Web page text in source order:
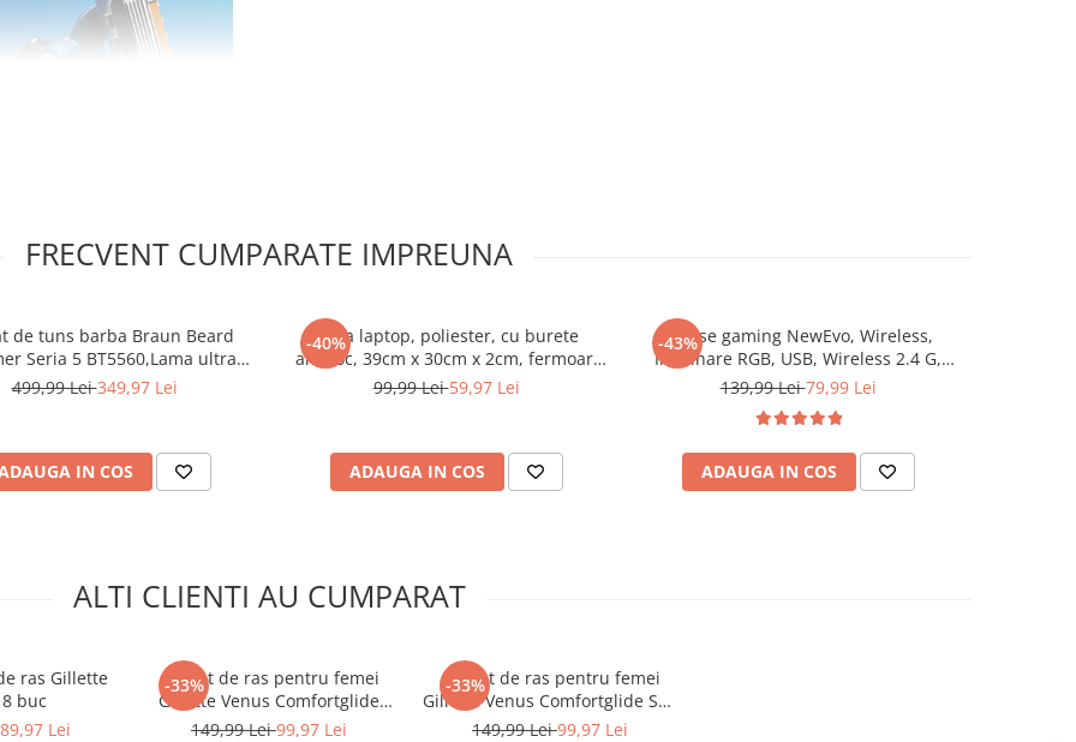
barbati ofera precizia de
FRECVENT CUMPARATE IMPREUNA
de tuns barba Braun Beard
Seria 5 BT5560,Lama ultra
Accesorii: 5 Piepteni,1 Mini cap
de lun
499,99 Lei349,97 Lei
IN COS
-40%
Husa laptop, poliester, cu burete
antisoc, 39cm x 30cm x 2cm, fermoar,
14"-15.6", Negru
99,99 Lei59,97 Lei
ADAUGA IN COS
-43%
Mouse gaming NewEvo, Wireless,
Iluminare RGB, USB, Wireless 2.4 G,
FastCharge, Design ergonomic, 2
139,99 Lei79,99 Lei
ADAUGA IN COS
ALTI CLIENTI AU CUMPARAT
ras Gillette
buc
Lei
-33%
Aparat de ras pentru femei
Gillette Venus Comfortglide
Breeze, manere cu 6 rezerve
149,99 Lei99,97 Lei
-33%
Aparat de ras pentru femei
Gillette Venus Comfortglide Spa
Breeze, manere cu 6 rezerve
149,99 Lei99,97 Lei